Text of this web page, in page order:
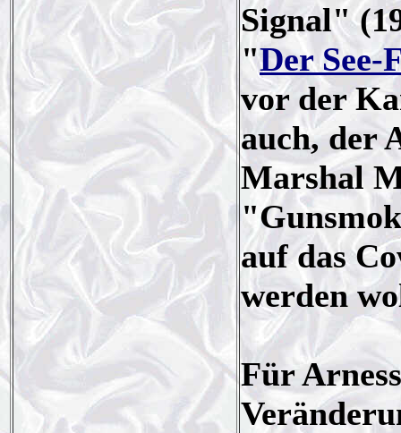
Signal"
"Der See-
vor der
auch, der
Marshal
auf das
werden
Für